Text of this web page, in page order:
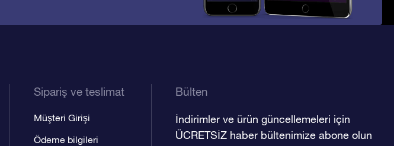
Sipariş ve teslimat
Müşteri Girişi
Ödeme bilgileri
Bülten
İndirimler ve ürün güncellemeleri için
ÜCRETSİZ haber bültenimize abone olun